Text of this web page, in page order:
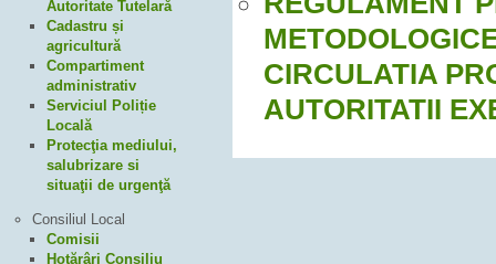
CIRCULATIA
AUTORITATII
Autoritate Tutelară
Cadastru și
agricultură
Compartiment
administrativ
Serviciul Poliție
Locală
Protecţia mediului,
salubrizare si
situaţii de urgenţă
Consiliul Local
Comisii
Hotărâri Consiliu